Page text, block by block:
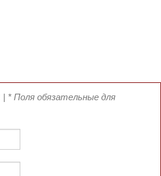
| * Поля обязательные для